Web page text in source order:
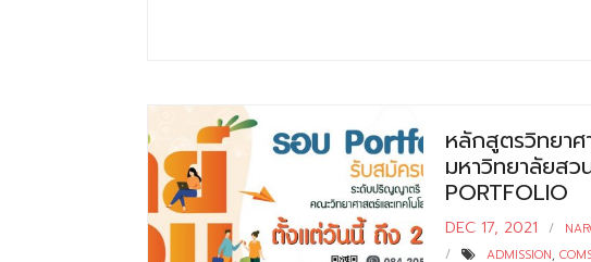
หลักสูตรวิทยา
มหาวิทยาลัยส
PORTFOLIO
DEC 17, 2021
ADMISSION,